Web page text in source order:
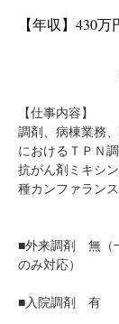
【年収】430
【仕事内容】
調剤、病棟業務
におけるＴＰＮ調
抗がん剤ミキシ
種カンファラン
■外来調剤　無（
のみ対応）
■入院調剤　有